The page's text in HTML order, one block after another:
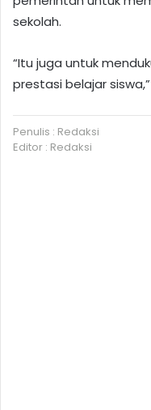
sekolah.
“Itu juga untuk
prestasi belajar
Penulis : Redaksi
Editor : Redaksi